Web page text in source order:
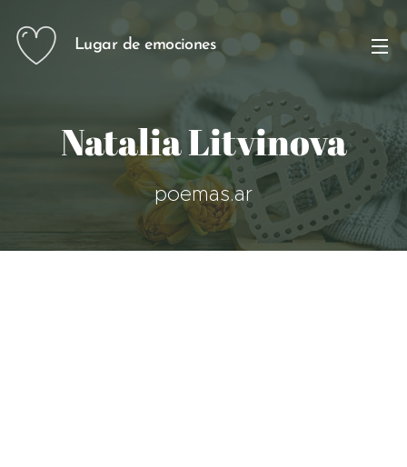
Lugar de emociones
Natalia Litvinova
poemas.ar